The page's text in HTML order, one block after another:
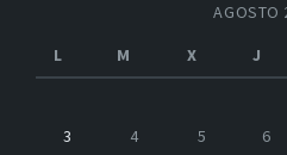
AGOSTO
L
M X J
3
4 5 6